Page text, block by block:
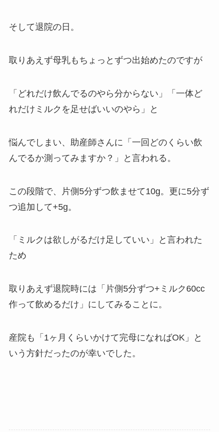
そして退院の日。
取りあえず母乳もちょっとずつ出始めたのですが
「どれだけ飲んでるのやら分からない」「一体ど
れだけミルクを足せばいいのやら」と
悩んでしまい、助産師さんに「一回どのくらい飲
んでるか測ってみますか？」と言われる。
この段階で、片側5分ずつ飲ませて10g。更に5分ず
つ追加して+5g。
「ミルクは欲しがるだけ足していい」と言われた
ため
取りあえず退院時には「片側5分ずつ+ミルク60cc
作って飲めるだけ」にしてみることに。
産院も「1ヶ月くらいかけて完母になればOK」と
いう方針だったのが幸いでした。